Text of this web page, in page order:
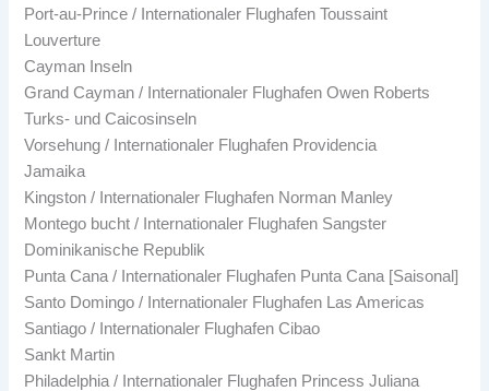
Port-au-Prince / Internationaler Flughafen Toussaint
Louverture
Cayman Inseln
Grand Cayman / Internationaler Flughafen Owen Roberts
Turks- und Caicosinseln
Vorsehung / Internationaler Flughafen Providencia
Jamaika
Kingston / Internationaler Flughafen Norman Manley
Montego bucht / Internationaler Flughafen Sangster
Dominikanische Republik
Punta Cana / Internationaler Flughafen Punta Cana [Saisonal]
Santo Domingo / Internationaler Flughafen Las Americas
Santiago / Internationaler Flughafen Cibao
Sankt Martin
Philadelphia / Internationaler Flughafen Princess Juliana